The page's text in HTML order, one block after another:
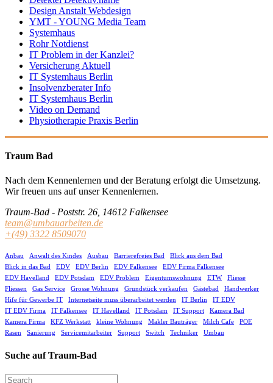
Design Anstalt Webdesign
YMT - YOUNG Media Team
Systemhaus
Rohr Notdienst
IT Problem in der Kanzlei?
Versicherung Aktuell
IT Systemhaus Berlin
Insolvenzberater Info
IT Systemhaus Berlin
Video on Demand
Physiotherapie Praxis Berlin
Traum Bad
Nach dem Kennenlernen und der Beratung erfolgt die Umsetzung.
Wir freuen uns auf unser Kennenlernen.
Traum-Bad - Poststr. 26, 14612 Falkensee
team@umbauarbeiten.de
+(49) 3322 8509070
Anbau Anwalt des Kindes Ausbau Barrierefreies Bad
Blick aus dem Bad
Blick in das Bad
EDV EDV Berlin EDV Falkensee
EDV Firma Falkensee
EDV Havelland
EDV Potsdam EDV Problem Eigentumswohnung ETW
Fliesse
Fliessen
Gas Service Grosse Wohnung Grundstück verkaufen Gästebad
Handwerker
Hife für Gewerbe IT
Internetseite muss überarbeitet werden IT Berlin
IT EDV
IT EDV Firma
IT Falkensee IT Havelland IT Potsdam IT Support
Kamera Bad
Kamera Firma
KFZ Werkstatt kleine Wohnung Makler Bauträger Milch Cafe
POE
Rasen
Sanierung Servicemitarbeiter Support Switch Techniker Umbau
Suche auf Traum-Bad